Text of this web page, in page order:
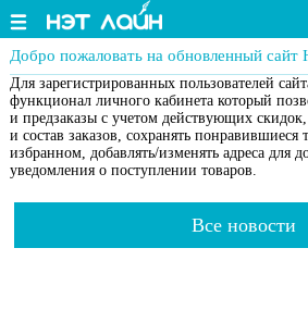
Добро пожаловать на обновленный
Для зарегистрированных пользователей
функционал личного кабинета который
и предзаказы с учетом действующих
и состав заказов, сохранять понравившиеся
избранном, добавлять/изменять адреса для
уведомления о поступлении товаров.
Все новости